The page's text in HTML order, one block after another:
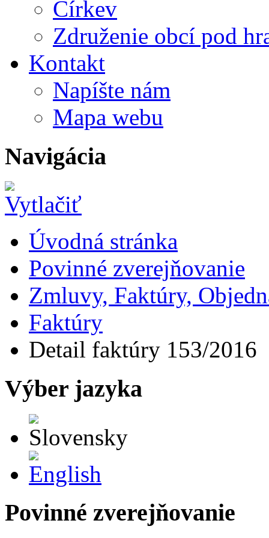
Církev
Združenie obcí pod
Kontakt
Napíšte nám
Mapa webu
Navigácia
Úvodná stránka
Povinné zverejňovanie
Zmluvy, Faktúry,
Faktúry
Detail faktúry 153/2016
Výber jazyka
Povinné zverejňovanie